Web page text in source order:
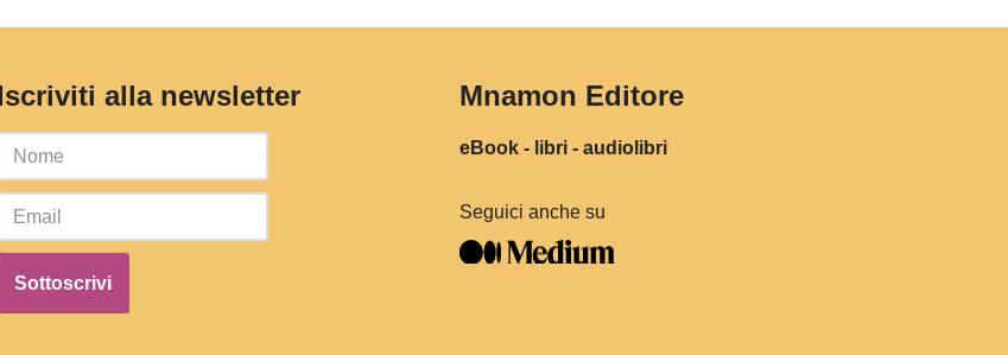
alla newsletter Mnamon Editore
eBook - libri - audiolibri
Seguici anche su